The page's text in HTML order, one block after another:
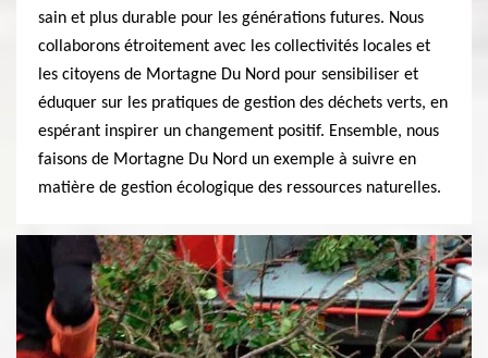
sain et plus durable pour les générations futures. Nous
collaborons étroitement avec les collectivités locales et
les citoyens de Mortagne Du Nord pour sensibiliser et
éduquer sur les pratiques de gestion des déchets verts, en
espérant inspirer un changement positif. Ensemble, nous
faisons de Mortagne Du Nord un exemple à suivre en
matière de gestion écologique des ressources naturelles.